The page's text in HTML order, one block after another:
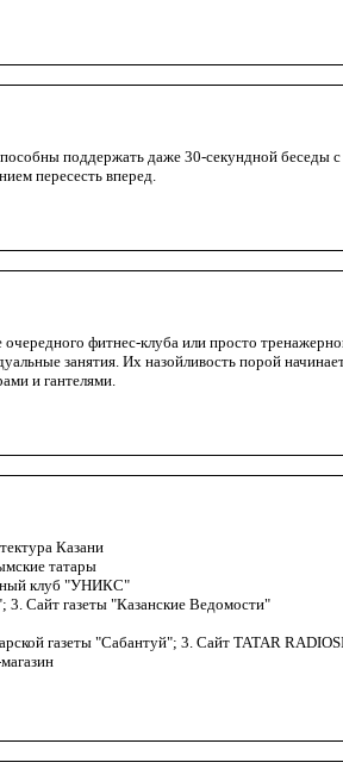
поддержать даже 30-секундной беседы с
пересесть вперед.
фитнес-клуба или просто
занятия. Их назойливость порой
и гантелями.
Казани
татары
клуб "УНИКС"
Сайт газеты "Казанские Ведомости"
газеты "Сабантуй"; 3. Сайт TATAR